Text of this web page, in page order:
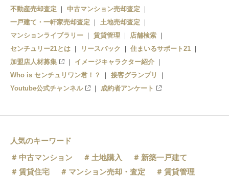
不動産売却査定
中古マンション売却査定
一戸建て・一軒家売却査定
土地売却査定
マンションライブラリー
賃貸管理
店舗検索
センチュリー21とは
リースバック
住まいるサポート21
加盟店人材募集
イメージキャラクター紹介
Who is センチュリワン君！？
接客グランプリ
Youtube公式チャンネル
成約者アンケート
人気のキーワード
中古マンション
土地購入
新築一戸建て
賃貸住宅
マンション売却・査定
賃貸管理